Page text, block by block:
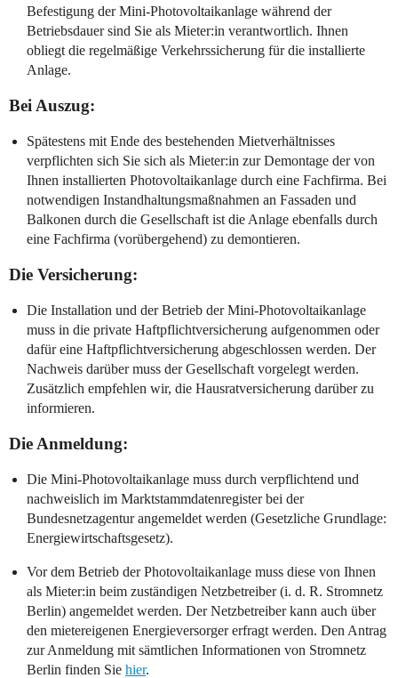
Befestigung der Mini-Photovoltaikanlage während der
Betriebsdauer sind Sie als Mieter:in verantwortlich. Ihnen
obliegt die regelmäßige Verkehrssicherung für die installierte
Anlage.
Bei Auszug:
Spätestens mit Ende des bestehenden Mietverhältnisses
verpflichten sich Sie sich als Mieter:in zur Demontage der von
Ihnen installierten Photovoltaikanlage durch eine Fachfirma. Bei
notwendigen Instandhaltungsmaßnahmen an Fassaden und
Balkonen durch die Gesellschaft ist die Anlage ebenfalls durch
eine Fachfirma (vorübergehend) zu demontieren.
Die Versicherung:
Die Installation und der Betrieb der Mini-Photovoltaikanlage
muss in die private Haftpflichtversicherung aufgenommen oder
dafür eine Haftpflichtversicherung abgeschlossen werden. Der
Nachweis darüber muss der Gesellschaft vorgelegt werden.
Zusätzlich empfehlen wir, die Hausratversicherung darüber zu
informieren.
Die Anmeldung:
Die Mini-Photovoltaikanlage muss durch verpflichtend und
nachweislich im Marktstammdatenregister bei der
Bundesnetzagentur angemeldet werden (Gesetzliche Grundlage:
Energiewirtschaftsgesetz).
Vor dem Betrieb der Photovoltaikanlage muss diese von Ihnen
als Mieter:in beim zuständigen Netzbetreiber (i. d. R. Stromnetz
Berlin) angemeldet werden. Der Netzbetreiber kann auch über
den mietereigenen Energieversorger erfragt werden. Den Antrag
zur Anmeldung mit sämtlichen Informationen von Stromnetz
Berlin finden Sie hier.